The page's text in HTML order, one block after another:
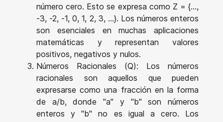
número cero. Esto se expresa como Z = {...,
-3, -2, -1, 0, 1, 2, 3, ...}. Los números enteros
son esenciales en muchas aplicaciones
matemáticas y representan valores
positivos, negativos y nulos.
Números Racionales (Q): Los números
racionales son aquellos que pueden
expresarse como una fracción en la forma
de a/b, donde "a" y "b" son números
enteros y "b" no es igual a cero. Los